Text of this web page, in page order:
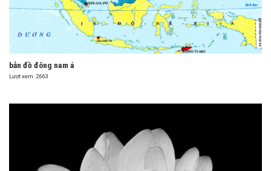
bản đồ đông nam á
Lượt xem: 2663